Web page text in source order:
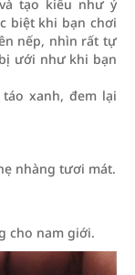
tạo kiểu như ý
biệt khi bạn chơi
nếp, nhìn rất tự
ưới như khi bạn
xanh, đem lại
nhàng tươi mát.
cho nam giới.